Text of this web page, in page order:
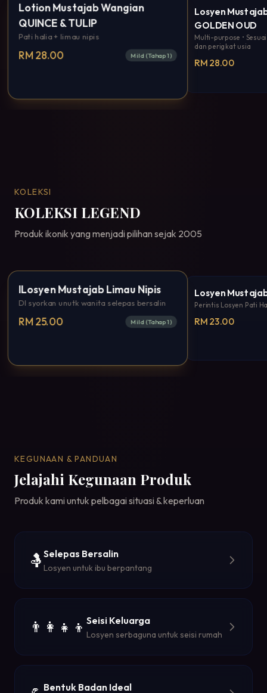
Lotion Mustajab Wangian
QUINCE & TULIP
Pati halia + limau nipis
RM 28.00 Mild (Tahap 1)
Bestseller
Losyen
GOLDEN OUD
Multi-purpose •
dan perigkat usia
RM 28.00
KOLEKSI
KOLEKSI LEGEND
Produk ikonik yang menjadi pilihan sejak 2005
Bestseller
lLosyen Mustajab Limau Nipis
DI syorkan unutk wanita selepas bersalin
RM 25.00 Mild (Tahap 1)
Losyen
Perintis Losyen Pati
RM 23.00
KEGUNAAN & PANDUAN
Jelajahi Kegunaan Produk
Produk kami untuk pelbagai situasi & keperluan
🤱 Selepas Bersalin
Losyen untuk ibu berpantang
👨‍👩‍👧‍👦 Seisi Keluarga
Losyen serbaguna untuk seisi rumah
Bentuk Badan Ideal